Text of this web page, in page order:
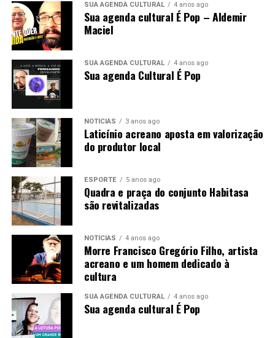
SUA AGENDA CULTURAL 4 anos ago
Sua agenda cultural É Pop – Aldemir
Maciel
SUA AGENDA CULTURAL 4 anos ago
Sua agenda Cultural É Pop
NOTÍCIAS 3 anos ago
Laticínio acreano aposta em valorização
do produtor local
ESPORTE 5 anos ago
Quadra e praça do conjunto Habitasa
são revitalizadas
NOTÍCIAS 4 anos ago
Morre Francisco Gregório Filho, artista
acreano e um homem dedicado à
cultura
SUA AGENDA CULTURAL 4 anos ago
Sua agenda cultural É Pop